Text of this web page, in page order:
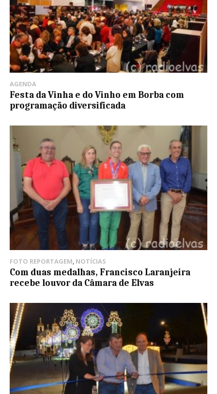
AGENDA
Festa da Vinha e do Vinho em Borba com
programação diversificada
FOTO REPORTAGEM, NOTÍCIAS
Com duas medalhas, Francisco Laranjeira
recebe louvor da Câmara de Elvas